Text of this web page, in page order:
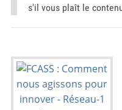
s'il vous plaît le